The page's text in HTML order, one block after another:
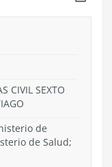
CIVIL SEXTO
de
de Salud;